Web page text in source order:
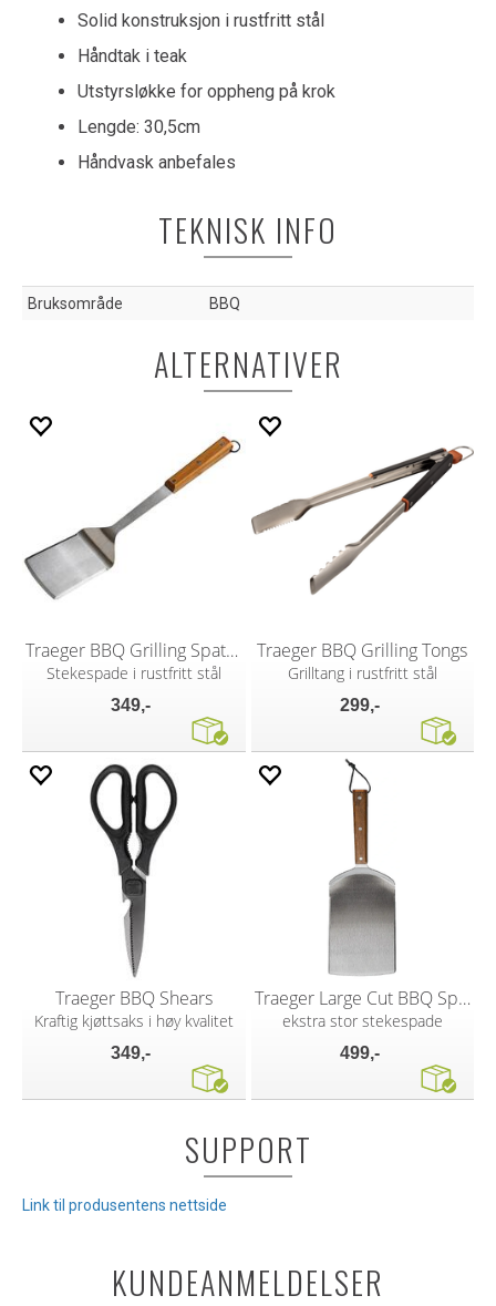
Solid konstruksjon i rustfritt stål
Håndtak i teak
Utstyrsløkke for oppheng på krok
Lengde: 30,5cm
Håndvask anbefales
TEKNISK INFO
Bruksområde BBQ
ALTERNATIVER
Traeger BBQ Grilling Spatula
Stekespade i rustfritt stål
349,-
Traeger BBQ Grilling Tongs
Grilltang i rustfritt stål
299,-
Traeger BBQ Shears
Kraftig kjøttsaks i høy kvalitet
349,-
Traeger Large Cut BBQ Spatula XXL
ekstra stor stekespade
499,-
SUPPORT
Link til produsentens nettside
KUNDEANMELDELSER